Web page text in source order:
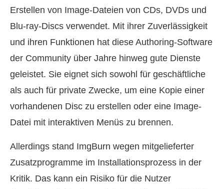
Erstellen von Image-Dateien von CDs, DVDs und
Blu-ray-Discs verwendet. Mit ihrer Zuverlässigkeit
und ihren Funktionen hat diese Authoring-Software
der Community über Jahre hinweg gute Dienste
geleistet. Sie eignet sich sowohl für geschäftliche
als auch für private Zwecke, um eine Kopie einer
vorhandenen Disc zu erstellen oder eine Image-
Datei mit interaktiven Menüs zu brennen.
Allerdings stand ImgBurn wegen mitgelieferter
Zusatzprogramme im Installationsprozess in der
Kritik. Das kann ein Risiko für die Nutzer